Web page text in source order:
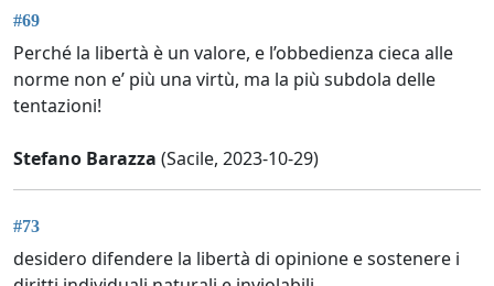
#69
Perché la libertà è un valore, e l’obbedienza cieca alle
norme non e’ più una virtù, ma la più subdola delle
tentazioni!
Stefano Barazza (Sacile, 2023-10-29)
#73
desidero difendere la libertà di opinione e sostenere i